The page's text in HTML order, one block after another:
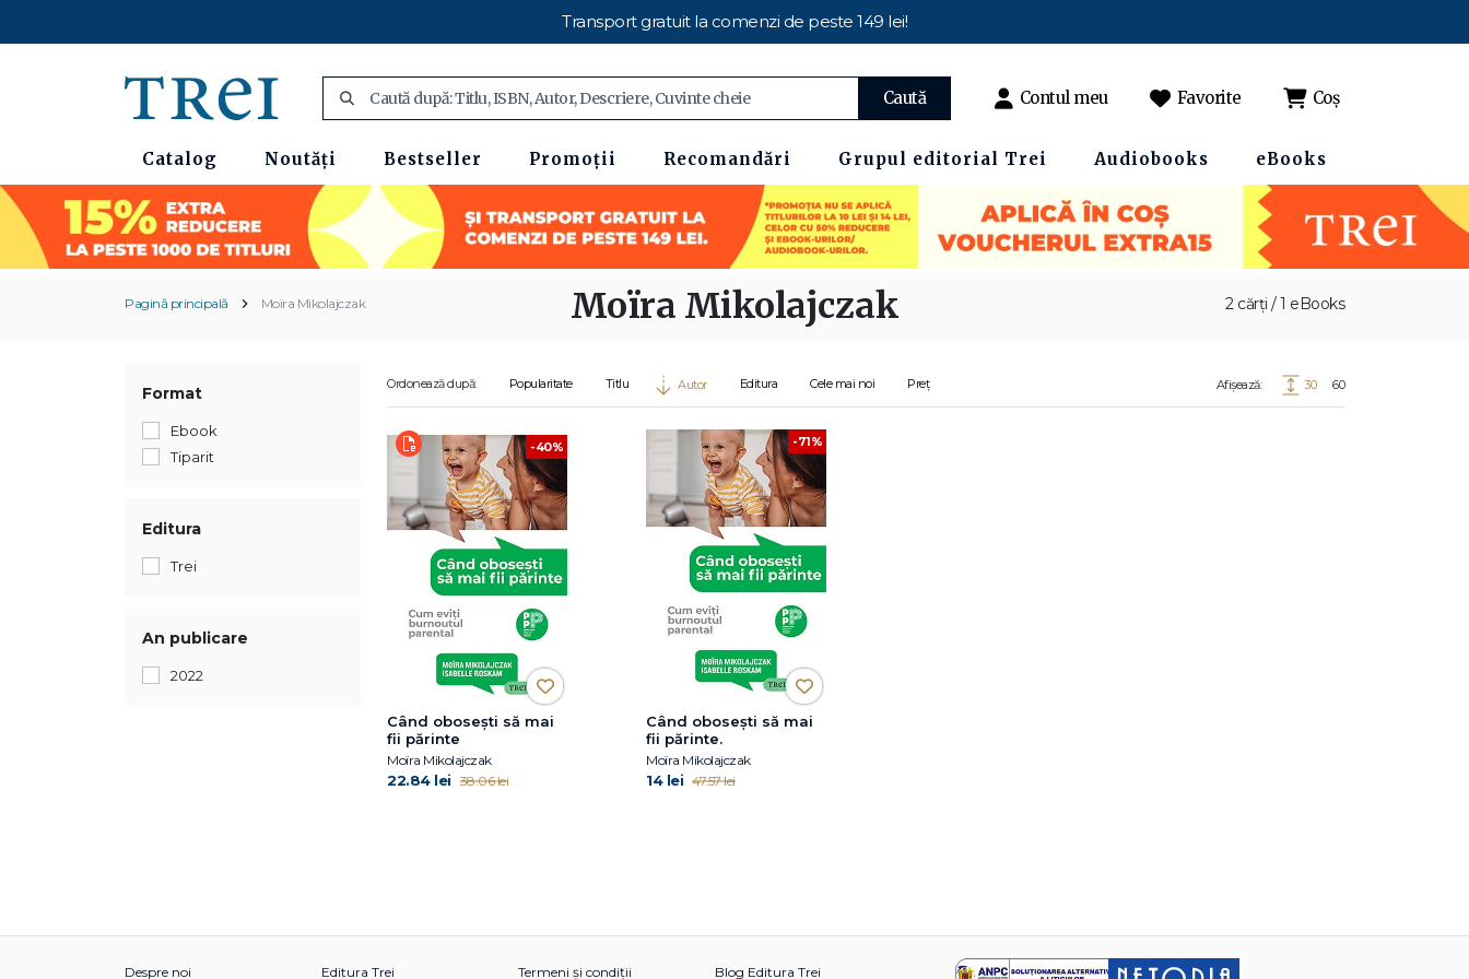
Transport gratuit la comenzi de peste 149 lei!
Caută Contul meu Favorite Coș
Catalog Noutăți Bestseller Promoții Recomandări Grupul editorial Trei Audiobooks eBooks
Pagină principală Moïra Mikolajczak 2 cărți / 1 eBooks
Moïra Mikolajczak
Format
Ebook
Tiparit
Editura
Trei
An publicare
2022
Ordonează după: Popularitate Titlu Autor Editura Cele mai noi Preț Afișează: 30 60
-40%
Când obosești să mai
fii părinte
Moïra Mikolajczak
22.84 lei 38.06 lei
-71%
Când obosești să mai
fii părinte.
Moïra Mikolajczak
14 lei 47.57 lei
Despre noi Editura Trei Termeni și condiții Blog Editura Trei